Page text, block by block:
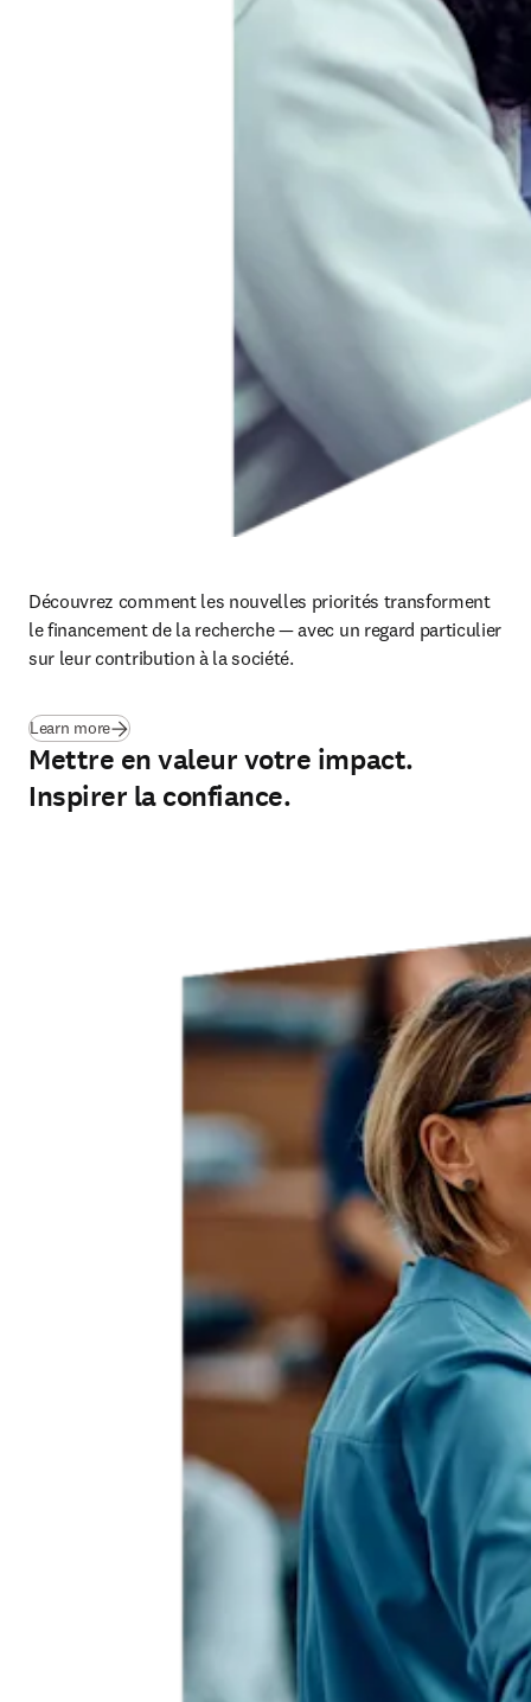
Découvrez comment les nouvelles priorités transforment
le financement de la recherche — avec un regard particulier
sur leur contribution à la société.
Learn more(S’ouvre dans une nouvelle fenêtre
Mettre en valeur votre impact.
Inspirer la confiance.